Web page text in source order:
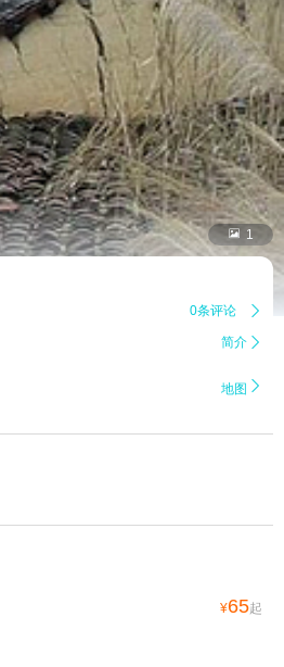
 1
0条评论 
简介 
地图 
¥65起